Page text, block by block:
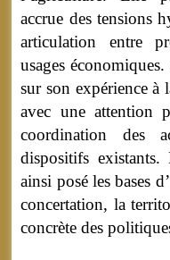
accrue des tensions
articulation entre
usages
sur son expérience à
avec une attention
coordination des
dispositifs
ainsi posé les bases
concertation, la
concrète des